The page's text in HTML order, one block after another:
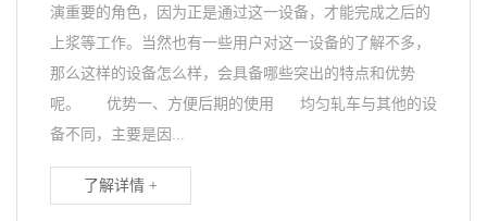
演重要的角色，因为正是通过这一设备，才能完成之后的
上浆等工作。当然也有一些用户对这一设备的了解不多，
那么这样的设备怎么样，会具备哪些突出的特点和优势
呢。 优势一、方便后期的使用 均匀轧车与其他的设
备不同，主要是因...
了解详情 +